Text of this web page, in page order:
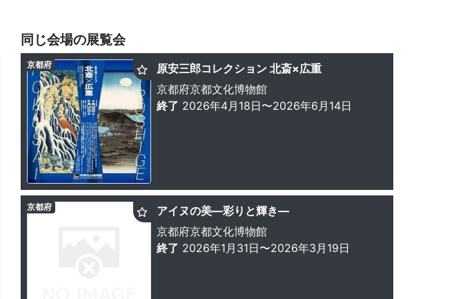
同じ会場の展覧会
原安三郎コレクション 北斎×広重
京都府京都文化博物館
終了 2026年4月18日〜2026年6月14日
京都府
アイヌの美―彩りと輝き―
京都府京都文化博物館
終了 2026年1月31日〜2026年3月19日
京都府